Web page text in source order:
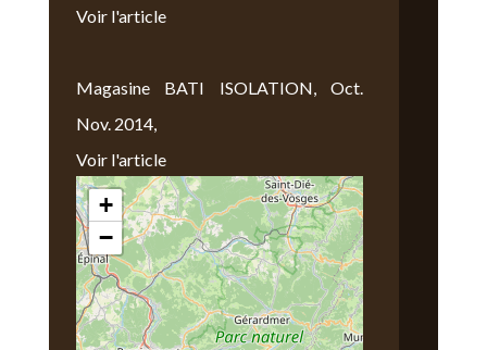
Voir l'article
Magasine BATI ISOLATION, Oct.
Nov. 2014,
Voir l'article
Nous Trouver
+
−